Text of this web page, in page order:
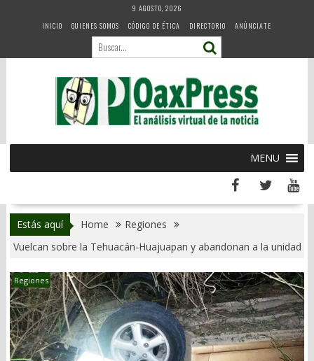
9 AGOSTO, 2026
INICIO
QUIENES SOMOS CÓDIGO DE ÉTICA DIRECTORIO ANÚNCIATE
MENU
Estás aquí Home
Regiones
Vuelcan sobre la Tehuacán-Huajuapan y abandonan a la unidad
Regiones